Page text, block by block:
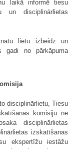
laikā informē tiesu
un disciplinārlietas
lietu izbeidz un
gadi no pārkāpuma
disciplinārlietu, Tiesu
komisiju ne
disciplinārlietas
izskatīšanas
ekspertīžu iestāžu